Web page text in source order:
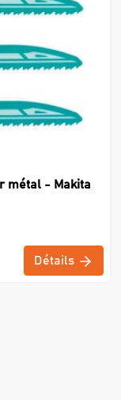
métal - Makita
Détails